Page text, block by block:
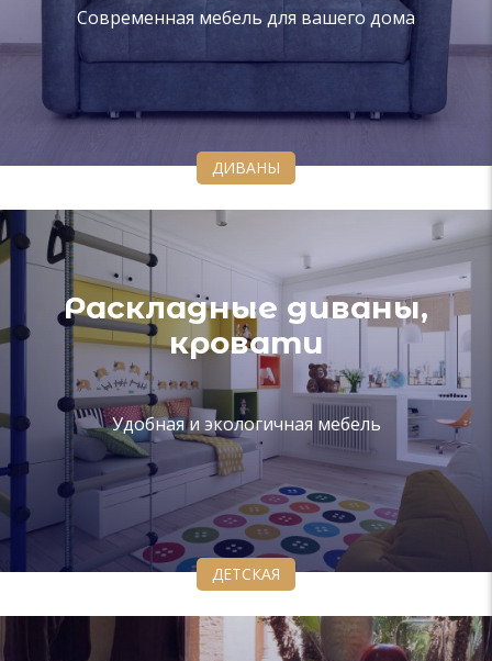
ДИВАНЫ
Современная мебель для вашего дома
ДЕТСКАЯ
Раскладные диваны,
кровати
Удобная и экологичная мебель